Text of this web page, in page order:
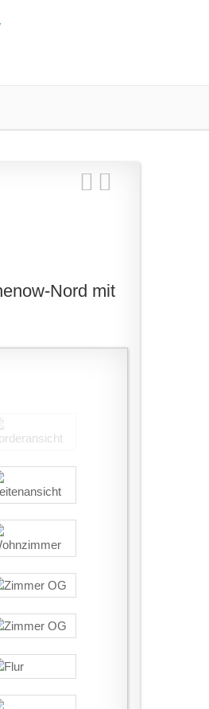
Nord mit